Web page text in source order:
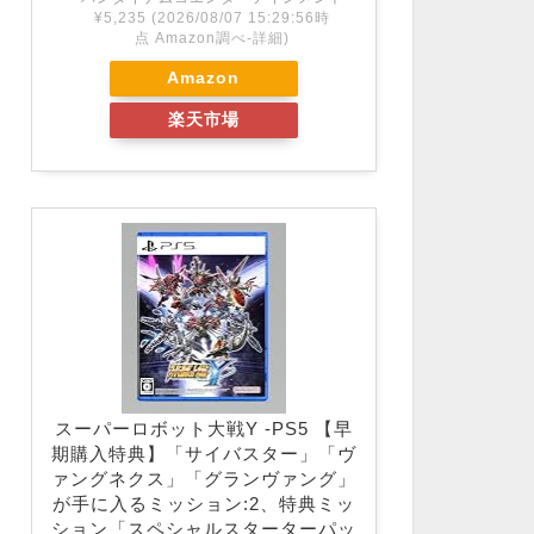
¥5,235 (2026/08/07 15:29:56時
点 Amazon調べ-詳細)
Amazon
楽天市場
スーパーロボット大戦Y -PS5 【早
期購入特典】「サイバスター」「ヴ
ァングネクス」「グランヴァング」
が手に入るミッション:2、特典ミッ
ション「スペシャルスターターパッ